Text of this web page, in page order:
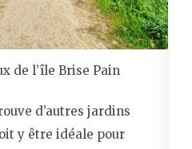
de l’île Brise Pain
d’autres jardins
y être idéale pour